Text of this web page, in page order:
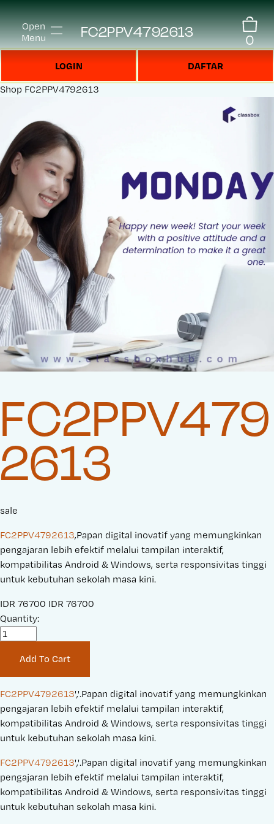
Open
Menu
FC2PPV4792613 0
LOGIN DAFTAR
Shop FC2PPV4792613
FC2PPV479
2613
sale
FC2PPV4792613,Papan digital inovatif yang memungkinkan
pengajaran lebih efektif melalui tampilan interaktif,
kompatibilitas Android & Windows, serta responsivitas tinggi
untuk kebutuhan sekolah masa kini.
S
a
r
i
c
e
:
IDR 76700 O
i
n
a
P
r
c
e
:
IDR 76700
Quantity:
Add To Cart
FC2PPV4792613','.Papan digital inovatif yang memungkinkan
pengajaran lebih efektif melalui tampilan interaktif,
kompatibilitas Android & Windows, serta responsivitas tinggi
untuk kebutuhan sekolah masa kini.
FC2PPV4792613','.Papan digital inovatif yang memungkinkan
pengajaran lebih efektif melalui tampilan interaktif,
kompatibilitas Android & Windows, serta responsivitas tinggi
untuk kebutuhan sekolah masa kini.